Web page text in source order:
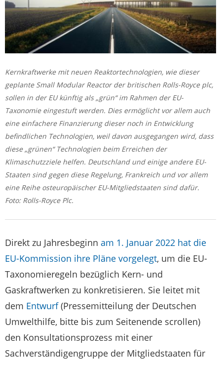
Kernkraftwerke mit neuen Reaktortechnologien, wie dieser
geplante Small Modular Reactor der britischen Rolls-Royce plc,
sollen in der EU künftig als „grün“ im Rahmen der EU-
Taxonomie eingestuft werden. Dies ermöglicht vor allem auch
eine einfachere Finanzierung dieser noch in Entwicklung
befindlichen Technologien, weil davon ausgegangen wird, dass
diese „grünen“ Technologien beim Erreichen der
Klimaschutzziele helfen. Deutschland und einige andere EU-
Staaten sind gegen diese Regelung, Frankreich und vor allem
eine Reihe osteuropäischer EU-Mitgliedstaaten sind dafür.
Foto: Rolls-Royce Plc.
Direkt zu Jahresbeginn am 1. Januar 2022 hat die
EU-Kommission ihre Pläne vorgelegt, um die EU-
Taxonomieregeln bezüglich Kern- und
Gaskraftwerken zu konkretisieren. Sie leitet mit
dem Entwurf(Pressemitteilung der Deutschen
Umwelthilfe, bitte bis zum Seitenende scrollen)
den Konsultationsprozess mit einer
Sachverständigengruppe der Mitgliedstaaten für